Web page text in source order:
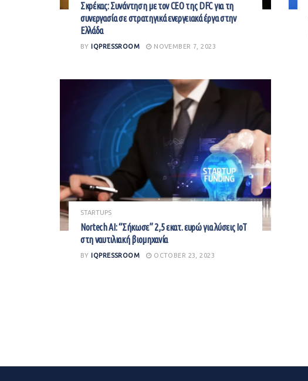
Σκρέκας: Συνάντηση με τον CEO της DFC για τη
συνεργασία σε στρατηγικά ενεργειακά έργα στην
Ελλάδα
BY IQPRESSROOM NOVEMBER 7, 2023
STARTUPS
Nortech AI: “Σήκωσε” 2,5 εκατ. ευρώ για λύσεις IoT
στη ναυτιλιακή βιομηχανία
BY IQPRESSROOM OCTOBER 23, 2023